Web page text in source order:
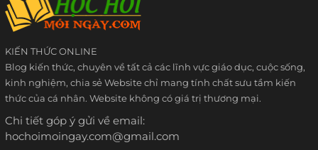
KIẾN THỨC ONLINE
Blog kiến thức, chuyên về tất cả các lĩnh vực giáo dục, cuộc sống,
kinh nghiệm, chia sẻ Website chỉ mang tính chất sưu tầm kiến
thức của cá nhân. Website không có giá trị thương mại.
Chi tiết góp ý gửi về email:
hochoimoingay.com@gmail.com